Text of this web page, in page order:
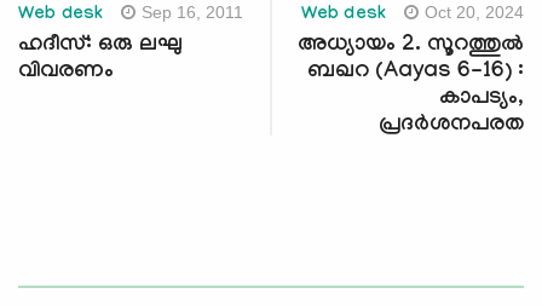
Web desk Sep 16, 2011
ഹദീസ്: ഒരു ലഘു
വിവരണം
Web desk Oct 20, 2024
അധ്യായം 2. സൂറത്തുല്‍
ബഖറ (Aayas 6-16) :
കാപട്യം,
പ്രദർശനപരത